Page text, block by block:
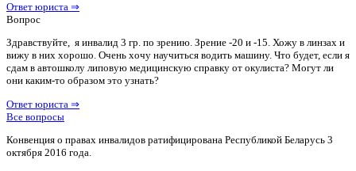
Ответ юриста ⇒
Вопрос
Здравствуйте, я инвалид 3 гр. по зрению. Зрение -20 и -15. Хожу в линзах и
вижу в них хорошо. Очень хочу научиться водить машину. Что будет, если я
сдам в автошколу липовую медицинскую справку от окулиста? Могут ли
они каким-то образом это узнать?
Ответ юриста ⇒
Все вопросы
Конвенция о правах инвалидов ратифицирована Республикой Беларусь 3
октября 2016 года.